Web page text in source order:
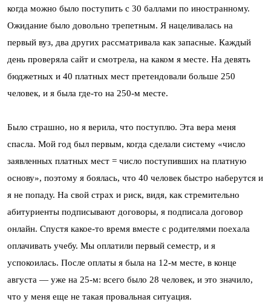
когда можно было поступить с 30 баллами по иностранному.
Ожидание было довольно трепетным. Я нацеливалась на
первый вуз, два других рассматривала как запасные. Каждый
день проверяла сайт и смотрела, на каком я месте. На девять
бюджетных и 40 платных мест претендовали больше 250
человек, и я была где-то на 250-м месте.
Было страшно, но я верила, что поступлю. Эта вера меня
спасла. Мой год был первым, когда сделали систему «число
заявленных платных мест = число поступивших на платную
основу», поэтому я боялась, что 40 человек быстро наберутся и
я не попаду. На свой страх и риск, видя, как стремительно
абитуриенты подписывают договоры, я подписала договор
онлайн. Спустя какое-то время вместе с родителями поехала
оплачивать учебу. Мы оплатили первый семестр, и я
успокоилась. После оплаты я была на 12-м месте, в конце
августа — уже на 25-м: всего было 28 человек, и это значило,
что у меня еще не такая провальная ситуация.